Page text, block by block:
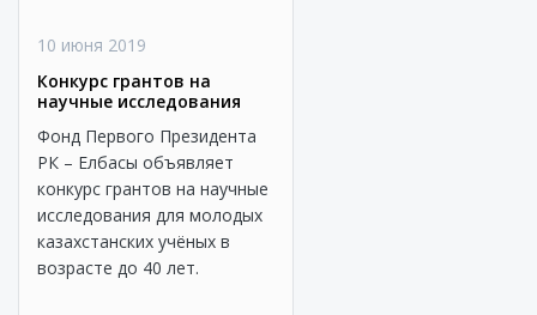
10 июня 2019
Конкурс грантов на
научные исследования
Фонд Первого Президента
РК – Елбасы объявляет
конкурс грантов на научные
исследования для молодых
казахстанских учёных в
возрасте до 40 лет.